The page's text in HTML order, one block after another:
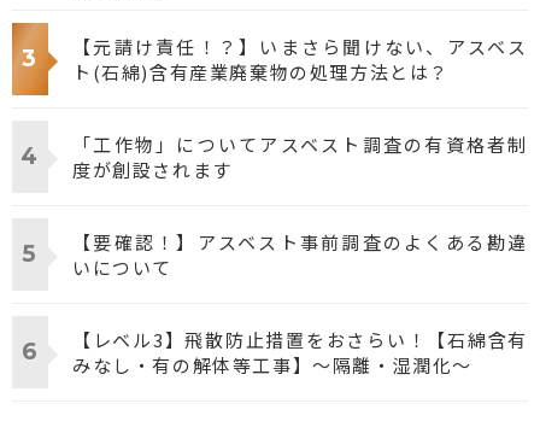
【元請け責任！？】いまさら聞けない、アスベス
ト(石綿)含有産業廃棄物の処理方法とは？
「工作物」についてアスベスト調査の有資格者制
度が創設されます
【要確認！】アスベスト事前調査のよくある勘違
いについて
【レベル3】飛散防止措置をおさらい！【石綿含有
みなし・有の解体等工事】～隔離・湿潤化～